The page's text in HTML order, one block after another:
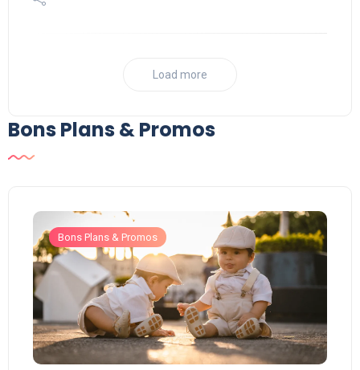
Load more
Bons Plans & Promos
Bons Plans & Promos